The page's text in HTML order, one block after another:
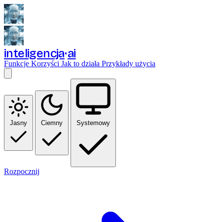
inteligencja ai
Funkcje Korzyści Jak to działa Przykłady użycia
Jasny Ciemny Systemowy
Rozpocznij